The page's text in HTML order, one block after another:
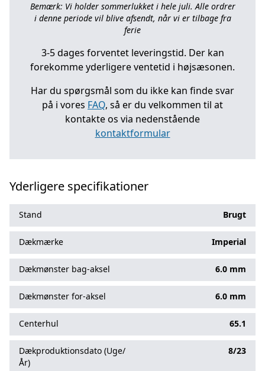
Bemærk: Vi holder sommerlukket i hele juli. Alle ordrer
i denne periode vil blive afsendt, når vi er tilbage fra
ferie
3-5 dages forventet leveringstid. Der kan
forekomme yderligere ventetid i højsæsonen.
Har du spørgsmål som du ikke kan finde svar
på i vores FAQ, så er du velkommen til at
kontakte os via nedenstående
kontaktformular
Yderligere specifikationer
Stand Brugt
Dækmærke Imperial
Dækmønster bag-aksel 6.0 mm
Dækmønster for-aksel 6.0 mm
Centerhul 65.1
Dækproduktionsdato (Uge/
År)
8/23